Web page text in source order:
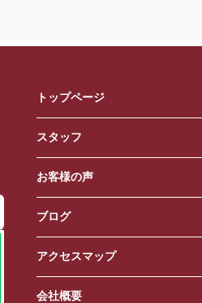
トップページ
スタッフ
お客様の声
ブログ
アクセスマップ
会社概要